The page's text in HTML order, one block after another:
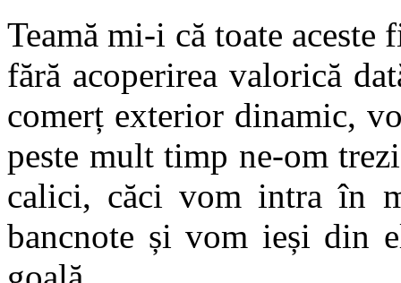
Teamă mi-i că toate
fără acoperirea valorică
comerț exterior dinamic,
peste mult timp ne-om
calici, căci vom intra în
bancnote și vom ieși din